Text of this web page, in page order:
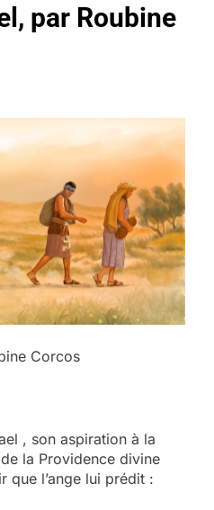
par Roubine
Corcos
, son aspiration à la
la Providence divine
que l’ange lui prédit :